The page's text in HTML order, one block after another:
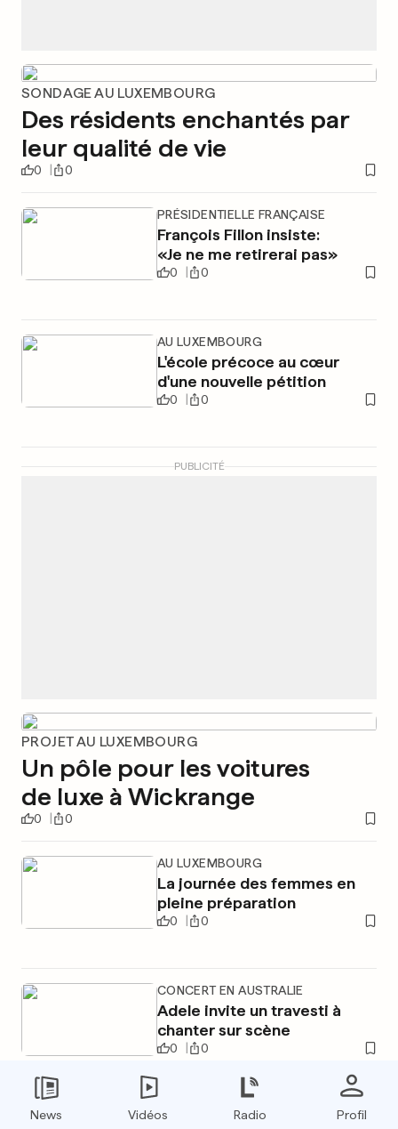
SONDAGE AU LUXEMBOURG
Des résidents enchantés par
leur qualité de vie
0 0
PRÉSIDENTIELLE FRANÇAISE
François Fillon insiste:
«Je ne me retirerai pas»
0 0
AU LUXEMBOURG
L'école précoce au cœur
d'une nouvelle pétition
0 0
PUBLICITÉ
PROJET AU LUXEMBOURG
Un pôle pour les voitures
de luxe à Wickrange
0 0
AU LUXEMBOURG
La journée des femmes en
pleine préparation
0 0
CONCERT EN AUSTRALIE
Adele invite un travesti à
chanter sur scène
0 0
News Vidéos Radio Profil